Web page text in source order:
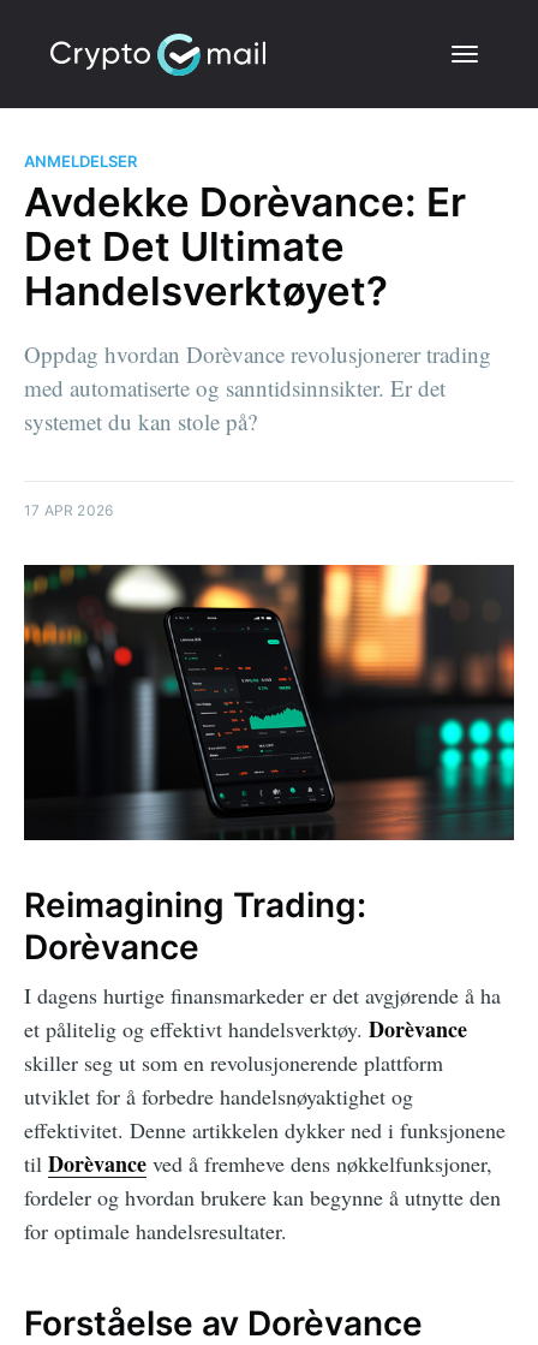
ANMELDELSER
Avdekke Dorèvance: Er
Det Det Ultimate
Handelsverktøyet?
Oppdag hvordan Dorèvance revolusjonerer trading
med automatiserte og sanntidsinnsikter. Er det
systemet du kan stole på?
17 APR 2026
Reimagining Trading:
Dorèvance
I dagens hurtige finansmarkeder er det avgjørende å ha
et pålitelig og effektivt handelsverktøy. Dorèvance
skiller seg ut som en revolusjonerende plattform
utviklet for å forbedre handelsnøyaktighet og
effektivitet. Denne artikkelen dykker ned i funksjonene
til Dorèvance ved å fremheve dens nøkkelfunksjoner,
fordeler og hvordan brukere kan begynne å utnytte den
for optimale handelsresultater.
Forståelse av Dorèvance